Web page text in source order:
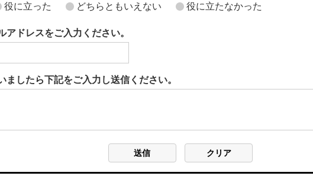
役に立った どちらともいえない 役に立たなかった
アドレスをご入力ください。
ましたら下記をご入力し送信ください。